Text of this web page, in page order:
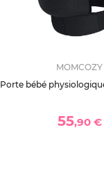
MOMCOZY
Porte bébé
55,90 €